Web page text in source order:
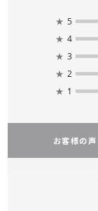
★ 5
★ 4
★ 3
★ 2
★ 1
お客様の声